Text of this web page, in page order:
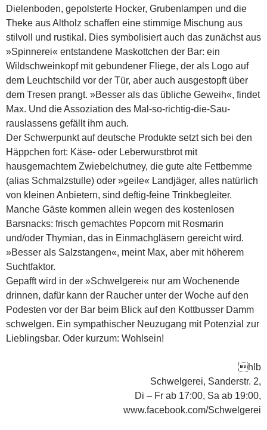
Dielenboden, gepolsterte Hocker, Grubenlampen und die
Theke aus Altholz schaffen eine stimmige Mischung aus
stilvoll und rustikal. Dies symbolisiert auch das zunächst aus
»Spinnerei« entstandene Maskottchen der Bar: ein
Wildschweinkopf mit gebundener Fliege, der als Logo auf
dem Leuchtschild vor der Tür, aber auch ausgestopft über
dem Tresen prangt. »Besser als das übliche Geweih«, findet
Max. Und die Assoziation des Mal-so-richtig-die-Sau-
rauslassens gefällt ihm auch.
Der Schwerpunkt auf deutsche Produkte setzt sich bei den
Häppchen fort: Käse- oder Leberwurstbrot mit
hausgemachtem Zwiebelchutney, die gute alte Fettbemme
(alias Schmalzstulle) oder »geile« Landjäger, alles natürlich
von kleinen Anbietern, sind deftig-feine Trinkbegleiter.
Manche Gäste kommen allein wegen des kostenlosen
Barsnacks: frisch gemachtes Popcorn mit Rosmarin
und/oder Thymian, das in Einmachgläsern gereicht wird.
»Besser als Salzstangen«, meint Max, aber mit höherem
Suchtfaktor.
Gepafft wird in der »Schwelgerei« nur am Wochenende
drinnen, dafür kann der Raucher unter der Woche auf den
Podesten vor der Bar beim Blick auf den Kottbusser Damm
schwelgen. Ein sympathischer Neuzugang mit Potenzial zur
Lieblingsbar. Oder kurzum: Wohlsein!
hlb
Schwelgerei, Sanderstr. 2,
Di – Fr ab 17:00, Sa ab 19:00,
www.facebook.com/Schwelgerei